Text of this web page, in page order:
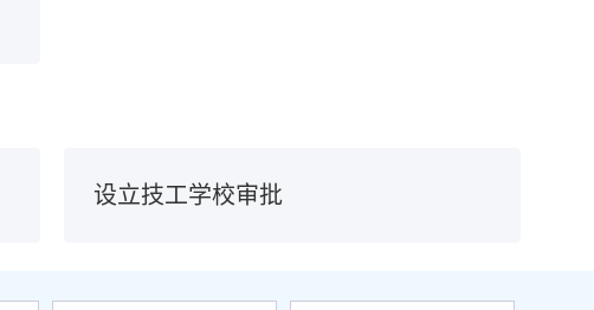
设立技工学校审批